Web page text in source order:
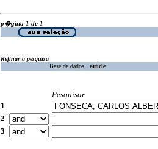
p�gina 1 de 1
Refinar a pesquisa
Base de dados : article
Pesquisar
1
2
3